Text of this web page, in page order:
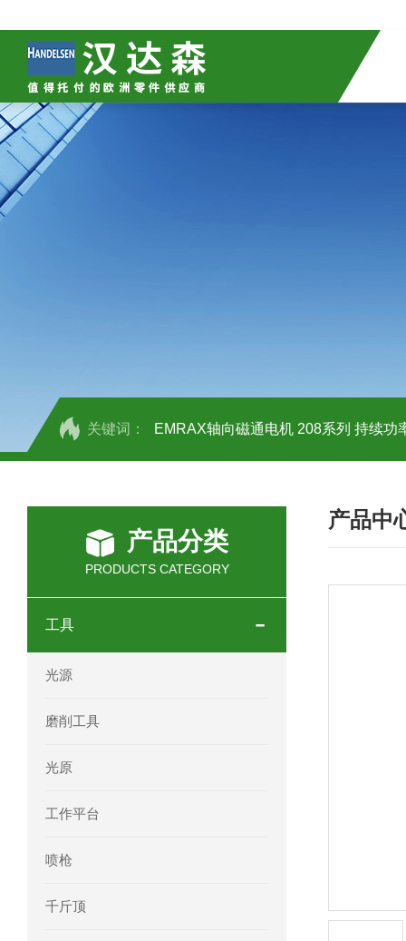
关键词： EMRAX轴向磁通电机 208系列 持续功
OEMER三相同步电机MTES 132SB/2
OEMER三相同步电机MTES 160MA/2
OEMER电机QLS 180M环保农业领域
产品分类
PRODUCTS CATEGORY
工具
光源
磨削工具
光原
工作平台
喷枪
千斤顶
产品中